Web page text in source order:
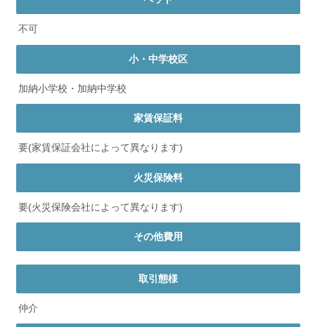
不可
小・中学校区
加納小学校・加納中学校
家賃保証料
要(家賃保証会社によって異なります)
火災保険料
要(火災保険会社によって異なります)
その他費用
取引態様
仲介